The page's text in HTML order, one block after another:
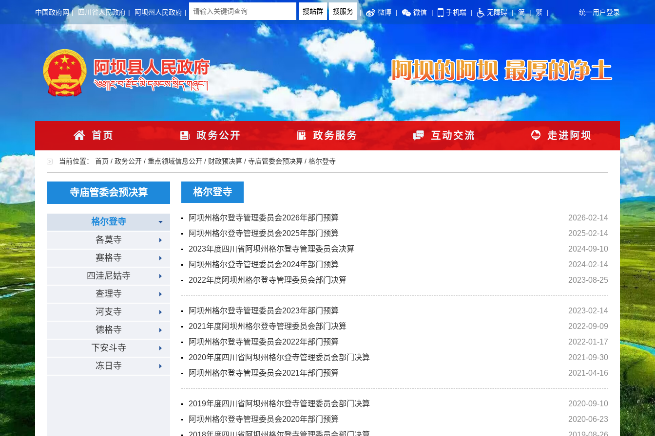
中国政府网 | 四川省人民政府 | 阿坝州人民政府 | | 微博 | 微信 | 手机端 | 无障碍 | 简 | 繁 | 统一用户登录
首页 政务公开 政务服务 互动交流 走进阿坝
当前位置： 首页 / 政务公开 / 重点领域信息公开 / 财政预决算 / 寺庙管委会预决算 / 格尔登寺
寺庙管委会预决算
格尔登寺
各莫寺
赛格寺
四洼尼姑寺
查理寺
河支寺
德格寺
下安斗寺
冻日寺
格尔登寺
阿坝州格尔登寺管理委员会2026年部门预算
2026-02-14
阿坝州格尔登寺管理委员会2025年部门预算
2025-02-14
2023年度四川省阿坝州格尔登寺管理委员会决算
2024-09-10
阿坝州格尔登寺管理委员会2024年部门预算
2024-02-14
2022年度阿坝州格尔登寺管理委员会部门决算
2023-08-25
阿坝州格尔登寺管理委员会2023年部门预算
2023-02-14
2021年度阿坝州格尔登寺管理委员会部门决算
2022-09-09
阿坝州格尔登寺管理委员会2022年部门预算
2022-01-17
2020年度四川省阿坝州格尔登寺管理委员会部门决算
2021-09-30
阿坝州格尔登寺管理委员会2021年部门预算
2021-04-16
2019年度四川省阿坝州格尔登寺管理委员会部门决算
2020-09-10
阿坝州格尔登寺管理委员会2020年部门预算
2020-06-23